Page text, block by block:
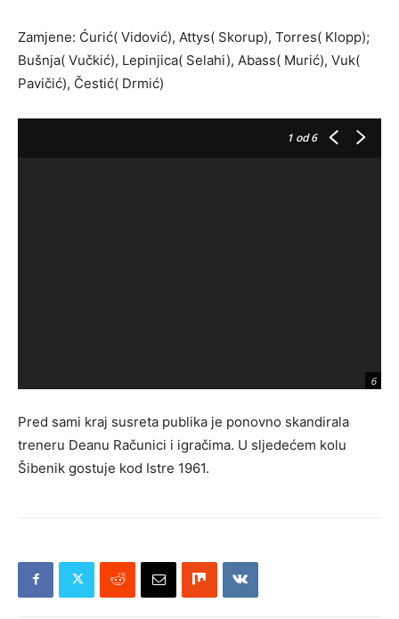
Zamjene: Ćurić( Vidović), Attys( Skorup), Torres( Klopp);
Bušnja( Vučkić), Lepinjica( Selahi), Abass( Murić), Vuk(
Pavičić), Čestić( Drmić)
1 od 6
6
Pred sami kraj susreta publika je ponovno skandirala
treneru Deanu Računici i igračima. U sljedećem kolu
Šibenik gostuje kod Istre 1961.